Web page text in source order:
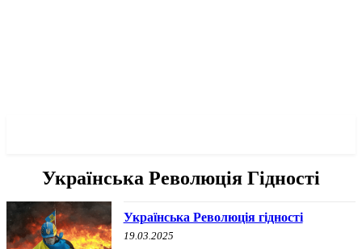
Українська Революція Гідності
Українська Революція гідності
19.03.2025